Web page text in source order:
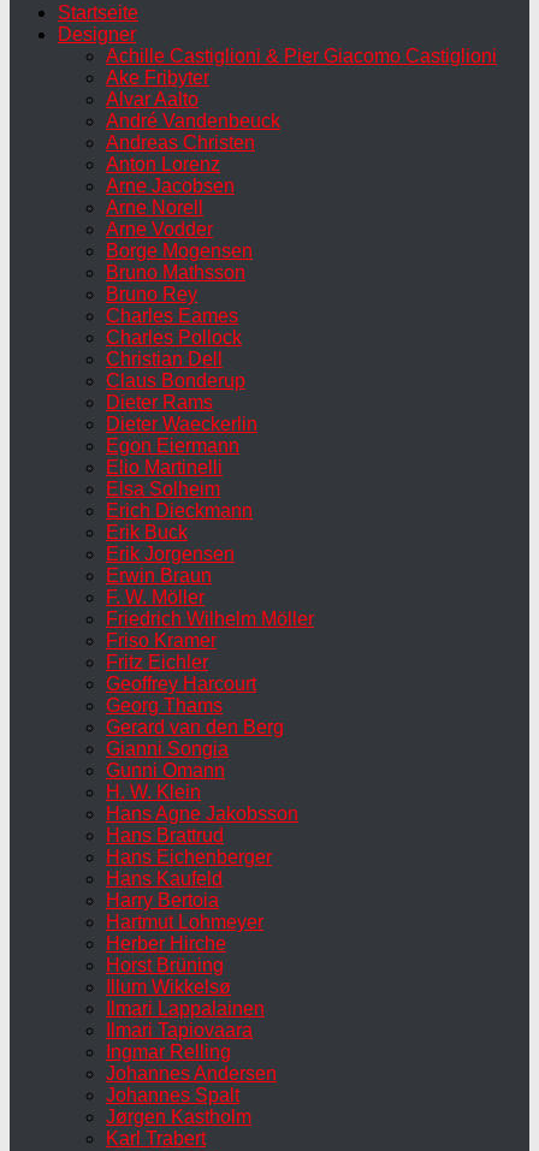
Startseite
Designer
Achille Castiglioni & Pier Giacomo Castiglioni
Ake Fribyter
Alvar Aalto
André Vandenbeuck
Andreas Christen
Anton Lorenz
Arne Jacobsen
Arne Norell
Arne Vodder
Borge Mogensen
Bruno Mathsson
Bruno Rey
Charles Eames
Charles Pollock
Christian Dell
Claus Bonderup
Dieter Rams
Dieter Waeckerlin
Egon Eiermann
Elio Martinelli
Elsa Solheim
Erich Dieckmann
Erik Buck
Erik Jorgensen
Erwin Braun
F. W. Möller
Friedrich Wilhelm Möller
Friso Kramer
Fritz Eichler
Geoffrey Harcourt
Georg Thams
Gerard van den Berg
Gianni Songia
Gunni Omann
H. W. Klein
Hans Agne Jakobsson
Hans Brattrud
Hans Eichenberger
Hans Kaufeld
Harry Bertoia
Hartmut Lohmeyer
Herber Hirche
Horst Brüning
Illum Wikkelsø
Ilmari Lappalainen
Ilmari Tapiovaara
Ingmar Relling
Johannes Andersen
Johannes Spalt
Jørgen Kastholm
Karl Trabert